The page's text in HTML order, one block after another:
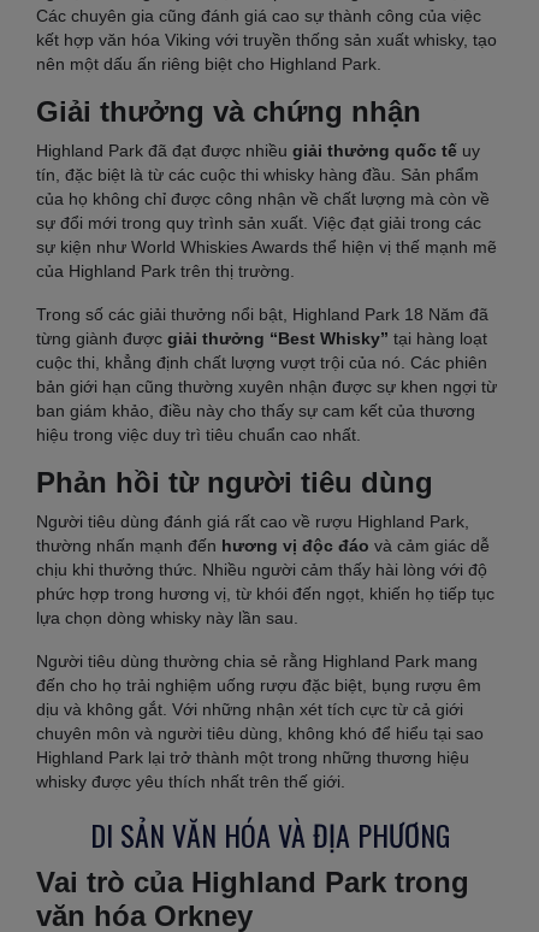
Các chuyên gia cũng đánh giá cao sự thành công của việc
kết hợp văn hóa Viking với truyền thống sản xuất whisky, tạo
nên một dấu ấn riêng biệt cho Highland Park.
Giải thưởng và chứng nhận
Highland Park đã đạt được nhiều giải thưởng quốc tế uy
tín, đặc biệt là từ các cuộc thi whisky hàng đầu. Sản phẩm
của họ không chỉ được công nhận về chất lượng mà còn về
sự đổi mới trong quy trình sản xuất. Việc đạt giải trong các
sự kiện như World Whiskies Awards thể hiện vị thế mạnh mẽ
của Highland Park trên thị trường.
Trong số các giải thưởng nổi bật, Highland Park 18 Năm đã
từng giành được giải thưởng “Best Whisky” tại hàng loạt
cuộc thi, khẳng định chất lượng vượt trội của nó. Các phiên
bản giới hạn cũng thường xuyên nhận được sự khen ngợi từ
ban giám khảo, điều này cho thấy sự cam kết của thương
hiệu trong việc duy trì tiêu chuẩn cao nhất.
Phản hồi từ người tiêu dùng
Người tiêu dùng đánh giá rất cao về rượu Highland Park,
thường nhấn mạnh đến hương vị độc đáo và cảm giác dễ
chịu khi thưởng thức. Nhiều người cảm thấy hài lòng với độ
phức hợp trong hương vị, từ khói đến ngọt, khiến họ tiếp tục
lựa chọn dòng whisky này lần sau.
Người tiêu dùng thường chia sẻ rằng Highland Park mang
đến cho họ trải nghiệm uống rượu đặc biệt, bụng rượu êm
dịu và không gắt. Với những nhận xét tích cực từ cả giới
chuyên môn và người tiêu dùng, không khó để hiểu tại sao
Highland Park lại trở thành một trong những thương hiệu
whisky được yêu thích nhất trên thế giới.
DI SẢN VĂN HÓA VÀ ĐỊA PHƯƠNG
Vai trò của Highland Park trong
văn hóa Orkney